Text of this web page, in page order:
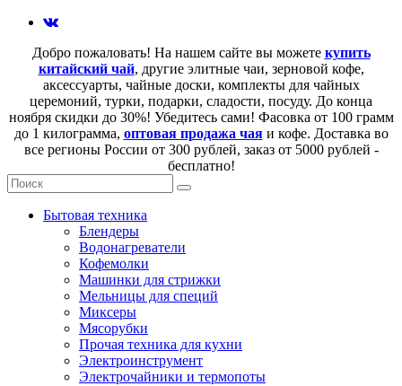
Добро пожаловать! На нашем сайте вы можете купить
китайский чай, другие элитные чаи, зерновой кофе,
аксессуарты, чайные доски, комплекты для чайных
церемоний, турки, подарки, сладости, посуду. До конца
ноября скидки до 30%! Убедитесь сами! Фасовка от 100 грамм
до 1 килограмма, оптовая продажа чаяи кофе. Доставка во
все регионы России от 300 рублей, заказ от 5000 рублей -
бесплатно!
Бытовая техника
Блендеры
Водонагреватели
Кофемолки
Машинки для стрижки
Мельницы для специй
Миксеры
Мясорубки
Прочая техника для кухни
Электроинструмент
Электрочайники и термопоты